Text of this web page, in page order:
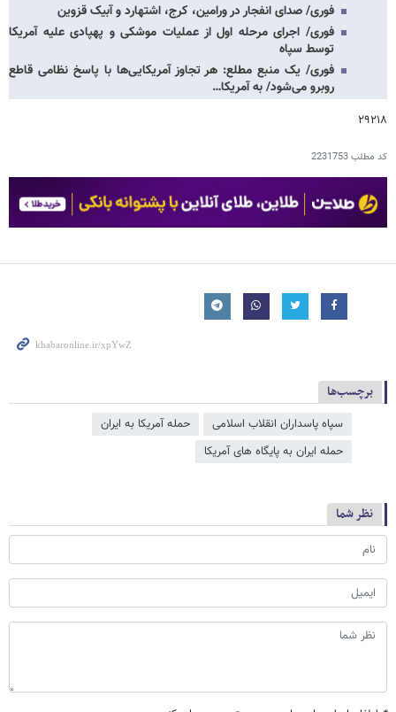
فوری/ صدای انفجار در ورامین، کرج، اشتهارد و آبیک قزوین
فوری/ اجرای مرحله اول از عملیات موشکی و پهپادی علیه آمریکا
توسط سپاه
فوری/ یک منبع مطلع: هر تجاوز آمریکایی‌ها با پاسخ نظامی قاطع
روبرو می‌شود/ به آمریکا…
۲۹۲۱۸
کد مطلب2231753
برچسب‌ها
سپاه پاسداران انقلاب اسلامی
حمله آمریکا به ایران
حمله ایران به پایگاه های آمریکا
نظر شما